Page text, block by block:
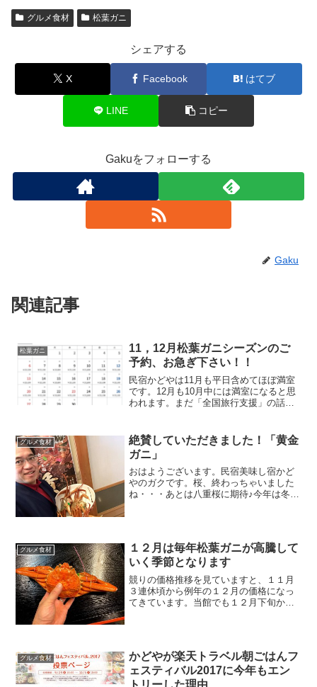
グルメ食材 松葉ガニ
シェアする
X Facebook はてブ
LINE コピー
Gakuをフォローする
Gaku
関連記事
松葉ガニ
11，12月松葉ガニシーズンのご
予約、お急ぎ下さい！！
民宿かどやは11月も平日含めてほぼ満室
です。12月も10月中には満室になると思
われます。まだ「全国旅行支援」の話が
に予約をいただいた分でも「全国旅行支
援」に適応できるように申請登録を行っ
ていく予定にしております。
グルメ食材
絶賛していただきました！「黄金
ガニ」
おはようございます。民宿美味し宿かど
やのガクです。桜、終わっちゃいました
ね・・・あとは八重桜に期待♪今年は冬に
ガニあります！！おかげ...
グルメ食材
１２月は毎年松葉ガニが高騰して
いく季節となります
競りの価格推移を見ていますと、１１月
３連休頃から例年の１２月の価格になっ
てきています。当館でも１２月下旬から
ばれる）になることもありました。今年
はそれが早そうです。
グルメ食材
かどやが楽天トラベル朝ごはんフ
ェスティバル2017に今年もエン
トリーした理由